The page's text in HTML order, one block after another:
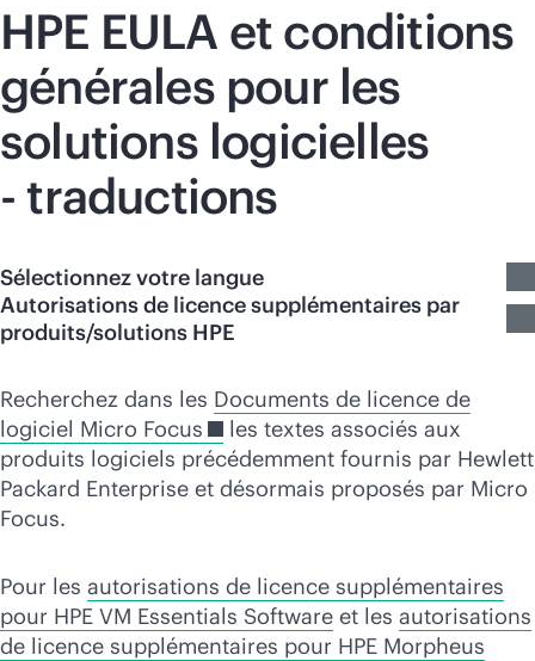
HPE EULA et conditions
générales pour les
solutions logicielles
- traductions
Sélectionnez votre langue
Autorisations de licence supplémentaires par
produits/solutions HPE
Recherchez dans les Documents de licence de
logiciel Micro Focus
les textes associés aux
produits logiciels précédemment fournis par Hewlett
Packard Enterprise et désormais proposés par Micro
Focus.
Pour les autorisations de licence supplémentaires
pour HPE VM Essentials Software et les autorisations
de licence supplémentaires pour HPE Morpheus